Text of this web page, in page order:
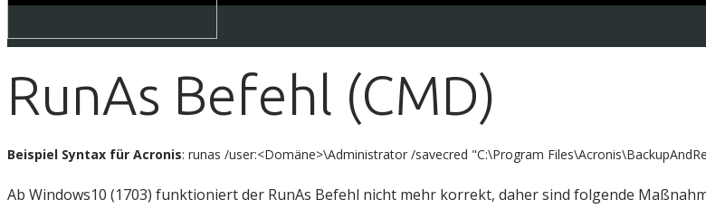
RunAs Befehl (CMD)
Beispiel Syntax für Acronis: runas /user:<Domäne>\Administrator /savecred "C:\Program
Ab Windows10 (1703) funktioniert der RunAs Befehl nicht mehr korrekt, daher sind folgende